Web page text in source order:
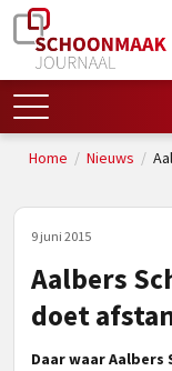
Home / Nieuws /
9 juni 2015
Aalbers
doet
Daar waar